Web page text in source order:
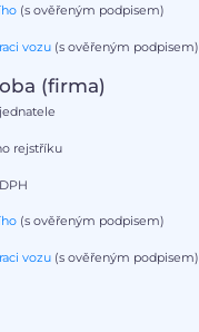
(s ověřeným podpisem)
vozu(s ověřeným podpisem)
(firma)
rejstříku
(s ověřeným podpisem)
vozu(s ověřeným podpisem)